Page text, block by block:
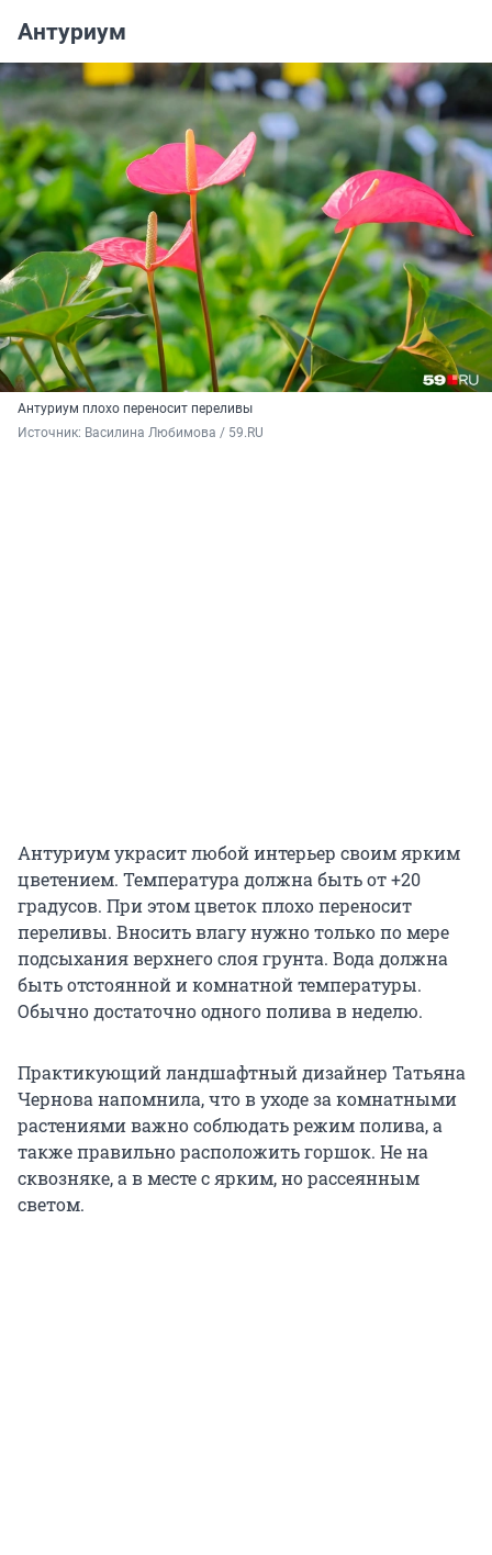
Антуриум
Антуриум плохо переносит переливы
Источник: Василина Любимова / 59.RU
Антуриум украсит любой интерьер своим ярким
цветением. Температура должна быть от +20
градусов. При этом цветок плохо переносит
переливы. Вносить влагу нужно только по мере
подсыхания верхнего слоя грунта. Вода должна
быть отстоянной и комнатной температуры.
Обычно достаточно одного полива в неделю.
Практикующий ландшафтный дизайнер Татьяна
Чернова напомнила, что в уходе за комнатными
растениями важно соблюдать режим полива, а
также правильно расположить горшок. Не на
сквозняке, а в месте с ярким, но рассеянным
светом.